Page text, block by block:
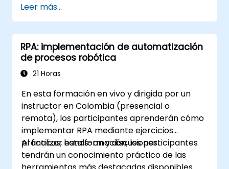
provenientes de archivos CSV, registros
(logs) y archivos de texto
Automatizar flujos de trabajo de
ingeniería y automatización repetitivos
Leer más...
RPA: implementación de automatización
de procesos robótica
21 Horas
En esta formación en vivo y dirigida por un
instructor en Colombia (presencial o
remota), los participantes aprenderán cómo
implementar RPA mediante ejercicios
prácticos, hands-on y discusiones.
Al finalizar esta formación, los participantes
tendrán un conocimiento práctico de las